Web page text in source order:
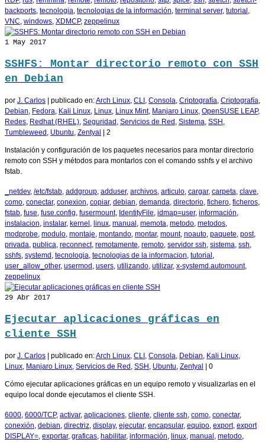
backports, tecnologia, tecnologias de la información, terminal server, tutorial ,
VNC, windows, XDMCP, zeppelinux
1 May 2017
SSHFS: Montar directorio remoto con SSH
en Debian
por J. Carlos publicado en:Arch Linux, CLI , Consola, Criptografía, Criptografía,
Debian, Fedora, Kali Linux, Linux, Linux Mint, Manjaro Linux, OpenSUSE LEAP,
Redes, Redhat (RHEL), Seguridad , Servicios de Red , Sistema, SSH ,
Tumbleweed , Ubuntu, Zentyal 2
Instalación y configuración de los paquetes necesarios para montar directorio
remoto con SSH y métodos para montarlos con el comando sshfs y el archivo
fstab.
_netdev, /etc/fstab, addgroup, adduser, archivos, articulo, cargar, carpeta, clave,
como, conectar, conexion, copiar, debian, demanda, directorio, fichero, ficheros,
fstab, fuse, fuse.config, fusermount, IdentityFile, idmap=user, información,
instalacion, instalar, kernel , linux, manual , memota, metodo, metodos,
modprobe, modulo, montaje, montando, montar, mount, noauto, paquete, post,
privada, publica, reconnect, remotamente, remoto, servidor ssh, sistema, ssh,
sshfs, systemd , tecnologia, tecnologias de la informacion, tutorial ,
user_allow_other, usermod , users, utilizando, utilizar, x-systemd.automount,
zeppelinux
29 Abr 2017
Ejecutar aplicaciones gráficas en
cliente SSH
por J. Carlos publicado en:Arch Linux, CLI , Consola, Debian, Kali Linux,
Linux, Manjaro Linux, Servicios de Red , SSH , Ubuntu, Zentyal 0
Cómo ejecutar aplicaciones gráficas en un equipo remoto y visualizarlas en el
equipo local donde ejecutamos el cliente SSH.
6000, 6000/TCP, activar, aplicaciones, cliente, cliente ssh, como, conectar,
conexión, debian, directriz, display, ejecutar, encapsular, equipo, export, export
DISPLAY=, exportar, graficas, habilitar, información, linux, manual , metodo,